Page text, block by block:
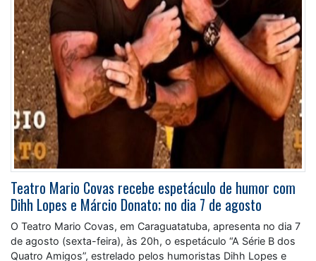
Teatro Mario Covas recebe espetáculo de humor com
Dihh Lopes e Márcio Donato; no dia 7 de agosto
O Teatro Mario Covas, em Caraguatatuba, apresenta no dia 7
de agosto (sexta-feira), às 20h, o espetáculo “A Série B dos
Quatro Amigos”, estrelado pelos humoristas Dihh Lopes e